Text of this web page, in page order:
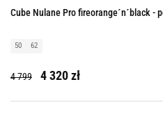
Cube Nulane Pro fireorange´n´black -
50 62
4 799 4 320 zł